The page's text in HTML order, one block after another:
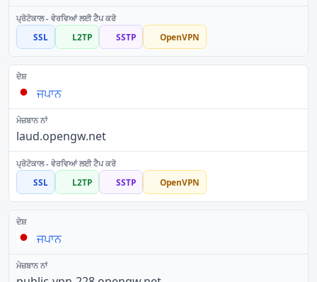
SSL L2TP SSTP OpenVPN
ਜਪਾਨ
laud.opengw.net
SSL L2TP SSTP OpenVPN
ਜਪਾਨ